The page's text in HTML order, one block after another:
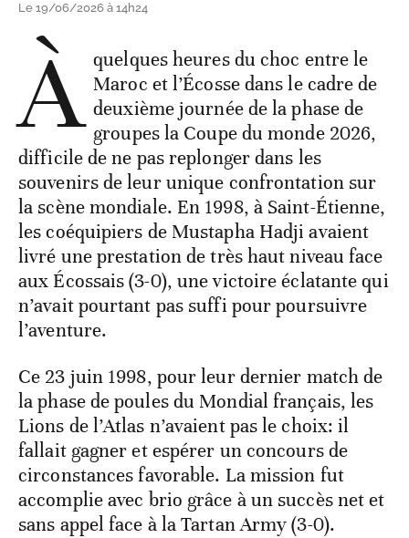
Le 19/06/2026 à 14h24
À quelques heures du choc entre le
Maroc et l’Écosse dans le cadre de
deuxième journée de la phase de
groupes la Coupe du monde 2026,
difficile de ne pas replonger dans les
souvenirs de leur unique confrontation sur
la scène mondiale. En 1998, à Saint-Étienne,
les coéquipiers de Mustapha Hadji avaient
livré une prestation de très haut niveau face
aux Écossais (3-0), une victoire éclatante qui
n’avait pourtant pas suffi pour poursuivre
l’aventure.
Ce 23 juin 1998, pour leur dernier match de
la phase de poules du Mondial français, les
Lions de l’Atlas n’avaient pas le choix: il
fallait gagner et espérer un concours de
circonstances favorable. La mission fut
accomplie avec brio grâce à un succès net et
sans appel face à la Tartan Army (3-0).